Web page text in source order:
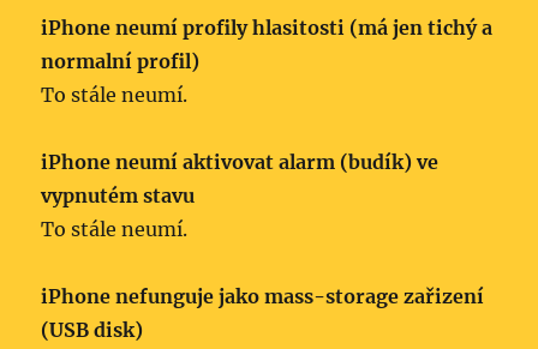
iPhone neumí profily hlasitosti (má jen tichý a
normalní profil)
To stále neumí.
iPhone neumí aktivovat alarm (budík) ve
vypnutém stavu
To stále neumí.
iPhone nefunguje jako mass-storage zařizení
(USB disk)